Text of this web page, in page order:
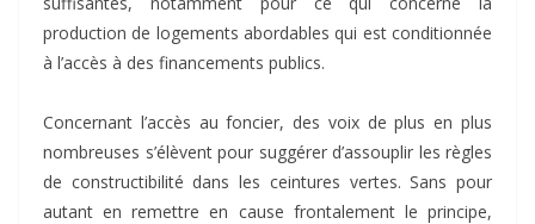
production de logements abordables qui est conditionnée
à l’accès à des financements publics.
Concernant l’accès au foncier, des voix de plus en plus
nombreuses s’élèvent pour suggérer d’assouplir les règles
de constructibilité dans les ceintures vertes. Sans pour
autant en remettre en cause frontalement le principe,